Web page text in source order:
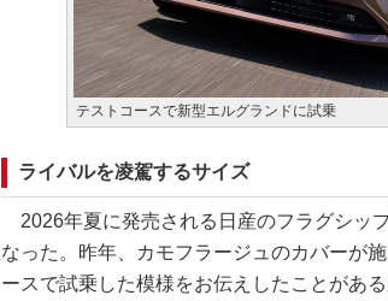
テストコースで新型エルグランドに試乗
ライバルを凌駕するサイズ
2026年夏に発売される日産のフラグシッ
なった。昨年、カモフラージュのカバーが
ースで試乗した模様をお伝えしたことがあ